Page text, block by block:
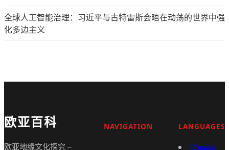
全球人工智能治理：习近平与古特雷斯会晤在动荡的世界中强
化多边主义
欧亚百科
欧亚地缘文化探究 –
NAVIGATION LANGUAGES
Română